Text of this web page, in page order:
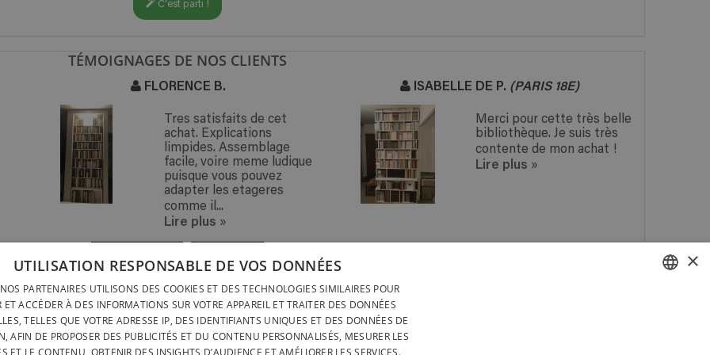
C'est parti !
TÉMOIGNAGES DE NOS CLIENTS
FLORENCE B.
Tres satisfaits de cet
achat. Explications
limpides. Assemblage
facile, voire meme ludique
puisque vous pouvez
adapter les etageres
comme il...
Lire plus »
ISABELLE DE P. (PARIS 18E)
Merci pour cette très belle
bibliothèque. Je suis très
contente de mon achat !
Lire plus »
RAPIDE &
OUTILS
LIVRAISON PARTOUT EN
LIVRAISON PARTOUT EN
BELGIQUE EN 15 JOURS
SPRL/BVBA
DESIGNÉ ET FABRIQUÉ INTÉGRALEMENT EN BELGIQUE
×
UTILISATION RESPONSABLE DE VOS DONNÉES
PARTENAIRES UTILISONS DES COOKIES ET DES TECHNOLOGIES SIMILAIRES POUR
ET ACCÉDER À DES INFORMATIONS SUR VOTRE APPAREIL ET TRAITER DES DONNÉES
TELLES QUE VOTRE ADRESSE IP, DES IDENTIFIANTS UNIQUES ET DES DONNÉES DE
AFIN DE PROPOSER DES PUBLICITÉS ET DU CONTENU PERSONNALISÉS, MESURER LES
ET LE CONTENU, OBTENIR DES INSIGHTS D’AUDIENCE ET AMÉLIORER LES SERVICES.